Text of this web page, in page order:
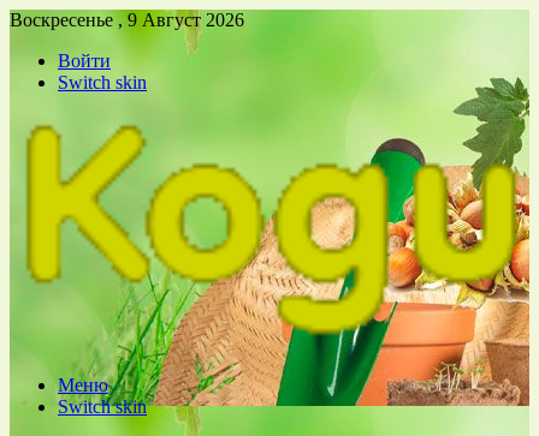
Воскресенье , 9 Август 2026
Войти
Switch skin
Меню
Switch skin